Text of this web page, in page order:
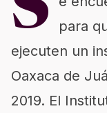
S
para
ejecuten un
Oaxaca de
2019. El